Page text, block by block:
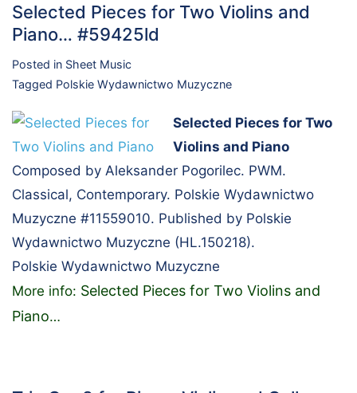
Selected Pieces for Two Violins and
Piano… #59425ld
Posted in Sheet Music
Tagged Polskie Wydawnictwo Muzyczne
Selected Pieces for Two
Violins and Piano
Composed by Aleksander Pogorilec. PWM.
Classical, Contemporary. Polskie Wydawnictwo
Muzyczne #11559010. Published by Polskie
Wydawnictwo Muzyczne (HL.150218).
Polskie Wydawnictwo Muzyczne
More info: Selected Pieces for Two Violins and
Piano…